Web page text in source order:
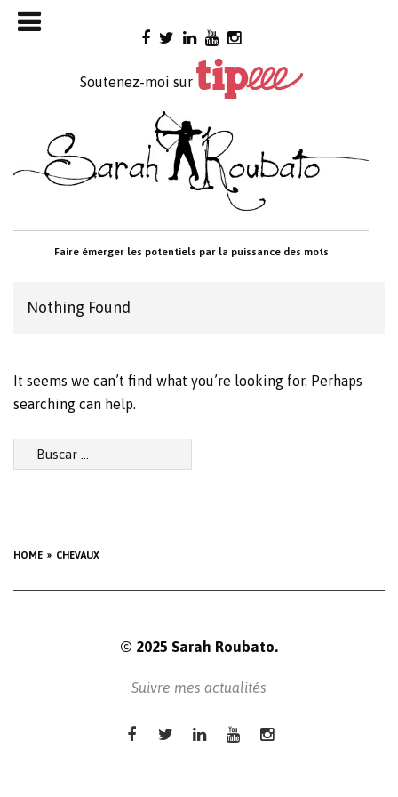
Skip
to
Soutenez-moi sur
Faire émerger les potentiels par la puissance des mots

HOME CHEVAUX
Nothing Found
It seems we can’t find what you’re looking for. Perhaps
searching can help.
Buscar:
© 2025 Sarah Roubato.
Suivre mes actualités